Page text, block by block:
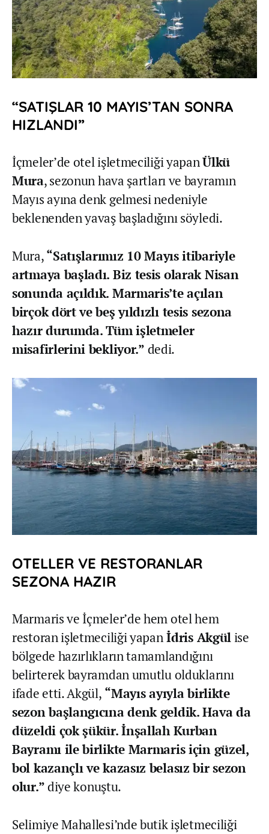
“SATIŞLAR 10 MAYIS’TAN SONRA
HIZLANDI”
İçmeler’de otel işletmeciliği yapanÜlkü
Mura, sezonun hava şartları ve bayramın
Mayıs ayına denk gelmesi nedeniyle
beklenenden yavaş başladığını söyledi.
Mura,“Satışlarımız 10 Mayıs itibariyle
artmaya başladı. Biz tesis olarak Nisan
sonunda açıldık. Marmaris’te açılan
birçok dört ve beş yıldızlı tesis sezona
hazır durumda. Tüm işletmeler
misafirlerini bekliyor.” dedi.
OTELLER VE RESTORANLAR
SEZONA HAZIR
Marmaris ve İçmeler’de hem otel hem
restoran işletmeciliği yapanİdris Akgül ise
bölgede hazırlıkların tamamlandığını
belirterek bayramdan umutlu olduklarını
ifade etti. Akgül, “Mayıs ayıyla birlikte
sezon başlangıcına denk geldik. Hava da
düzeldi çok şükür. İnşallah Kurban
Bayramı ile birlikte Marmaris için güzel,
bol kazançlı ve kazasız belasız bir sezon
olur.”diye konuştu.
Selimiye Mahallesi’nde butik işletmeciliği